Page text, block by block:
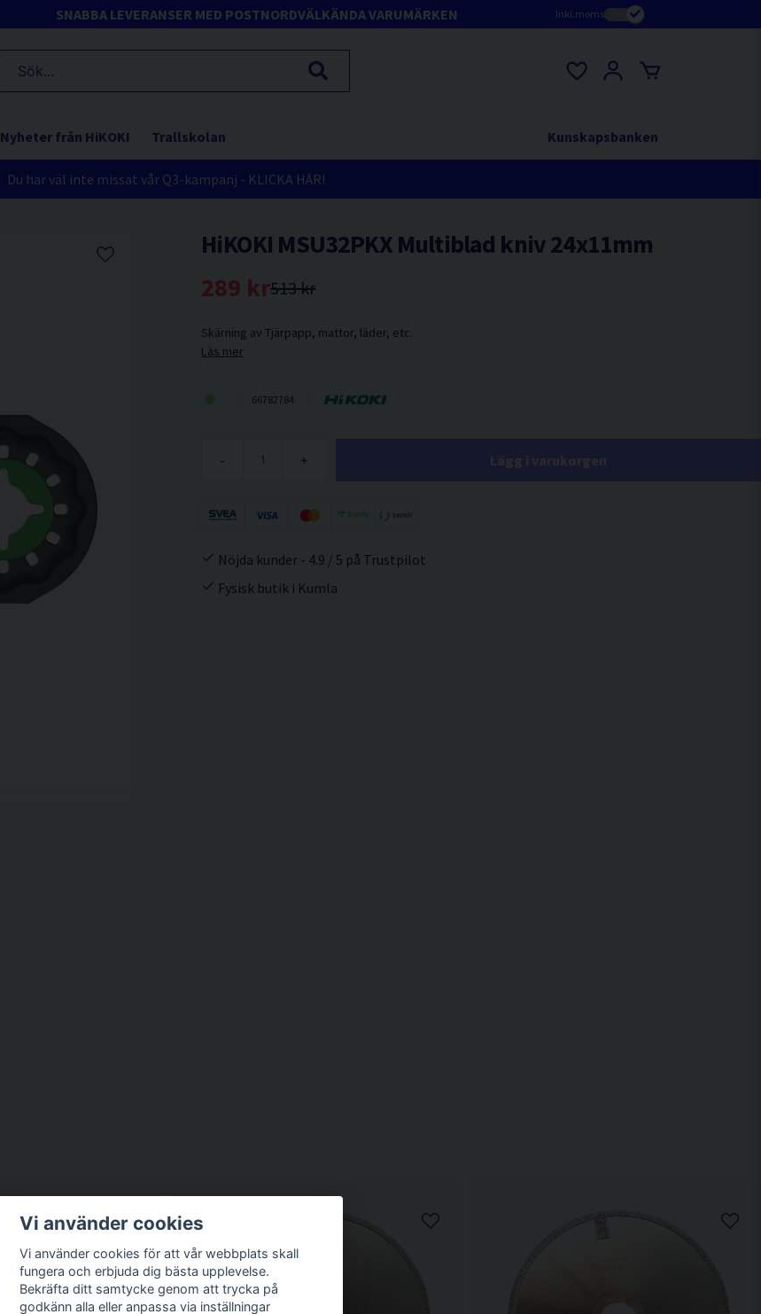
SNABBA LEVERANSER MED POSTNORDVÄLKÄNDA VARUMÄRKEN Inkl.moms
Nyheter från HiKOKI Trallskolan Kunskapsbanken
Du har väl inte missat vår Q3-kampanj - KLICKA HÄR!
HiKOKI MSU32PKX Multiblad kniv 24x11mm
513 kr
289 kr
Skärning av Tjärpapp, mattor, läder, etc.
Läs mer
66782784
- +
Nöjda kunder - 4.9 / 5 på Trustpilot
Fysisk butik i Kumla
Vi använder cookies
Vi använder cookies för att vår webbplats skall
fungera och erbjuda dig bästa upplevelse.
Bekräfta ditt samtycke genom att trycka på
godkänn alla eller anpassa via inställningar